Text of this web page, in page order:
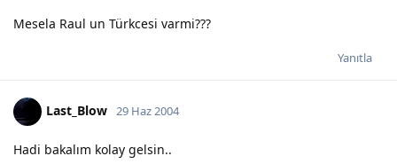
Mesela Raul un Türkcesi varmi???
Yanıtla
Last_Blow 29 Haz 2004
Hadi bakalım kolay gelsin..